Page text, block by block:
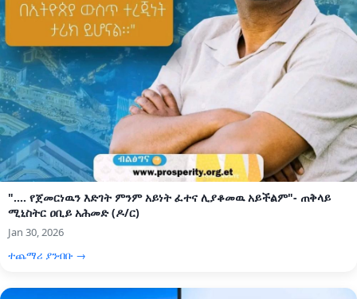
".... የጀመርነዉን እድገት ምንም አይነት ፈተና ሊያቆመዉ አይችልም"- ጠቅላይ
ሚኒስትር ዐቢይ አሕመድ (ዶ/ር)
Jan 30, 2026
ተጨማሪ ያንብቡ →